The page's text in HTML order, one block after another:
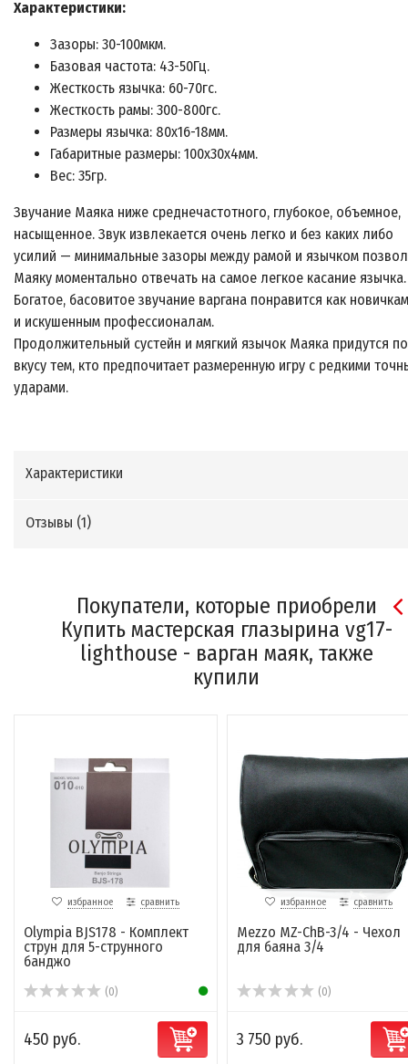
Характеристики:
Зазоры: 30-100мкм.
Базовая частота: 43-50Гц.
Жесткость язычка: 60-70гс.
Жесткость рамы: 300-800гс.
Размеры язычка: 80x16-18мм.
Габаритные размеры: 100x30x4мм.
Вес: 35гр.
Звучание Маяка ниже среднечастотного, глубокое, объемное,
насыщенное. Звук извлекается очень легко и без каких либо
усилий — минимальные зазоры между рамой и язычком
Маяку моментально отвечать на самое легкое касание язычка.
Богатое, басовитое звучание варгана понравится как
и искушенным профессионалам.
Продолжительный сустейн и мягкий язычок Маяка придутся по
вкусу тем, кто предпочитает размеренную игру с редкими
ударами.
Характеристики
Отзывы (1)
Покупатели, которые приобрели
Купить мастерская глазырина vg17-
lighthouse - варган маяк, также
купили
избранное сравнить
Olympia BJS178 - Комплект
струн для 5-струнного
банджо
(0)
450 руб.
избранное сравнить
Mezzo MZ-ChB-3/4 - Чехол
для баяна 3/4
(0)
3 750 руб.